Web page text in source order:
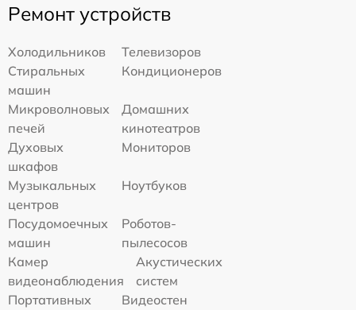
Ремонт устройств
Холодильников
Телевизоров
Стиральных
машин
Кондиционеров
Микроволновых
печей
Домашних
кинотеатров
Духовых
шкафов
Мониторов
Музыкальных
центров
Ноутбуков
Посудомоечных
машин
Роботов-
пылесосов
Камер
видеонаблюдения
Акустических
систем
Портативных
Видеостен